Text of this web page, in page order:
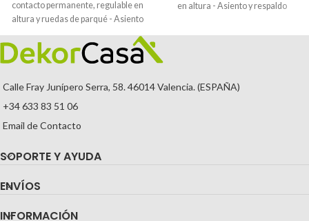
contacto permanente, regulable en
altura y ruedas de parqué - Asiento
y respaldo tapizados en tejido BALI
color azul marino (BRAZOS
REGULABLES EN ALTURA)
en altura - Asiento y respaldo
ruedas de parqué
Calle Fray Junípero Serra, 58. 46014 Valencia. (ESPAÑA)
+34 633 83 51 06
Email de Contacto
SOPORTE Y AYUDA
ENVÍOS
INFORMACIÓN